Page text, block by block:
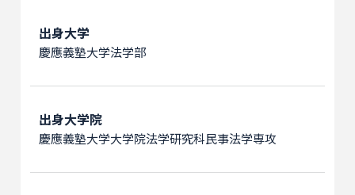
出身大学
慶應義塾大学法学部
出身大学院
慶應義塾大学大学院法学研究科民事法学専攻